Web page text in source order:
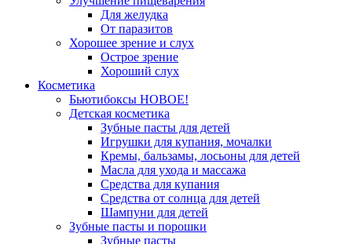
Для желудка
От паразитов
Хорошее зрение и слух
Острое зрение
Хороший слух
Косметика
Бьютибоксы НОВОЕ!
Детская косметика
Зубные пасты для детей
Игрушки для купания, мочалки
Кремы, бальзамы, лосьоны для детей
Масла для ухода и массажа
Средства для купания
Средства от солнца для детей
Шампуни для детей
Зубные пасты и порошки
Зубные пасты